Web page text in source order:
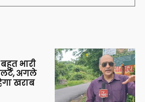
भारी
अगले
खराब